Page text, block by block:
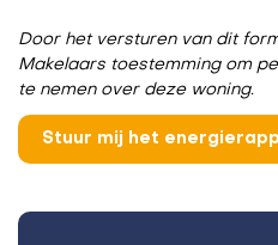
Door het versturen van dit
Makelaars toestemming om
te nemen over deze woning.